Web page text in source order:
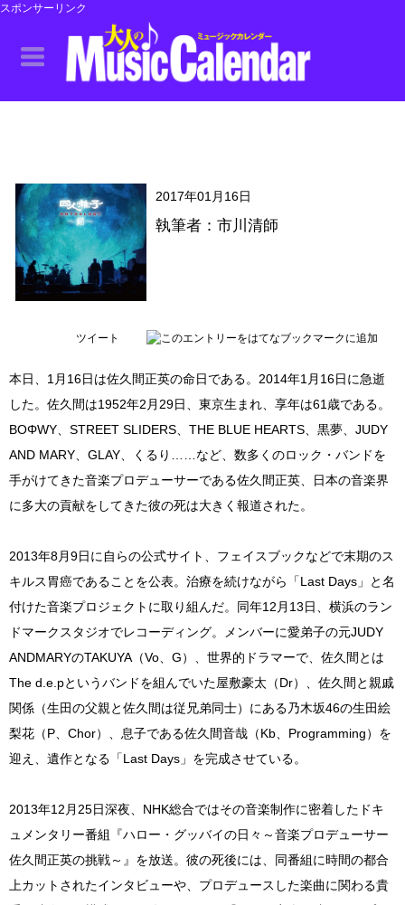
スポンサーリンク
2017年01月16日
執筆者：市川清師
ツイート
本日、1月16日は佐久間正英の命日である。2014年1月16日に急逝
した。佐久間は1952年2月29日、東京生まれ、享年は61歳である。
BOΦWY、STREET SLIDERS、THE BLUE HEARTS、黒夢、JUDY
AND MARY、GLAY、くるり……など、数多くのロック・バンドを
手がけてきた音楽プロデューサーである佐久間正英、日本の音楽界
に多大の貢献をしてきた彼の死は大きく報道された。
2013年8月9日に自らの公式サイト、フェイスブックなどで末期のス
キルス胃癌であることを公表。治療を続けながら「Last Days」と名
付けた音楽プロジェクトに取り組んだ。同年12月13日、横浜のラン
ドマークスタジオでレコーディング。メンバーに愛弟子の元JUDY
ANDMARYのTAKUYA（Vo、G）、世界的ドラマーで、佐久間とは
The d.e.pというバンドを組んでいた屋敷豪太（Dr）、佐久間と親戚
関係（生田の父親と佐久間は従兄弟同士）にある乃木坂46の生田絵
梨花（P、Chor）、息子である佐久間音哉（Kb、Programming）を
迎え、遺作となる「Last Days」を完成させている。
2013年12月25日深夜、NHK総合ではその音楽制作に密着したドキ
ュメンタリー番組『ハロー・グッバイの日々～音楽プロデューサー
佐久間正英の挑戦～』を放送。彼の死後には、同番組に時間の都合
上カットされたインタビューや、プロデュースした楽曲に関わる貴